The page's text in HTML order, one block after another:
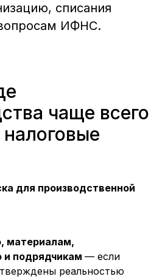
списания
ИФНС.
чаще всего
для производственной
материалам,
и подрядчикам — если
реальностью